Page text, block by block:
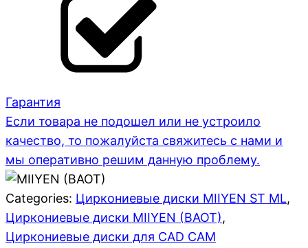
Гарантия
Если товара не подошел или не устроило
качество, то пожалуйста свяжитесь с нами и
мы оперативно решим данную проблему.
Categories: Циркониевые диски MIIYEN ST ML,
Циркониевые диски MIIYEN (BAOT),
Циркониевые диски для CAD CAM